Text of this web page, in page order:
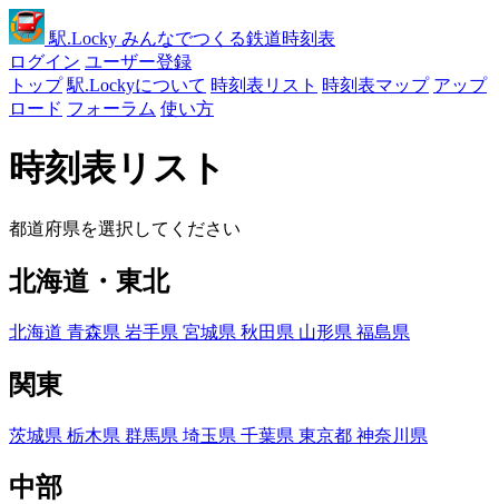
駅.Locky みんなでつくる鉄道時刻表
ログイン ユーザー登録
トップ 駅.Lockyについて 時刻表リスト 時刻表マップ アップ
ロード フォーラム 使い方
時刻表リスト
都道府県を選択してください
北海道・東北
北海道 青森県 岩手県 宮城県 秋田県 山形県 福島県
関東
茨城県 栃木県 群馬県 埼玉県 千葉県 東京都 神奈川県
中部